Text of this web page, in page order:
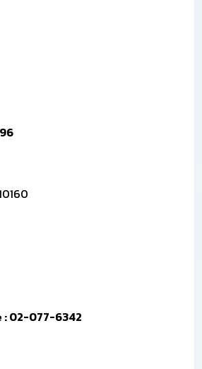
: 02-077-6342